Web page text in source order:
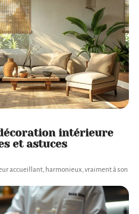
intérieure
et astuces
accueillant, harmonieux, vraiment à son